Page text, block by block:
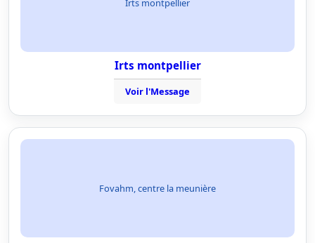
Irts montpellier
Voir l'Message
Fovahm, centre la meunière